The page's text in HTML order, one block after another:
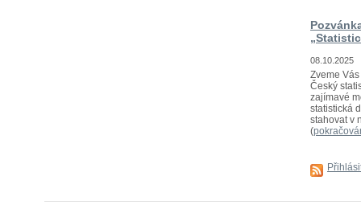
08.10.2025
Zveme
Český
zajímavé
statistická
stahovat v
(